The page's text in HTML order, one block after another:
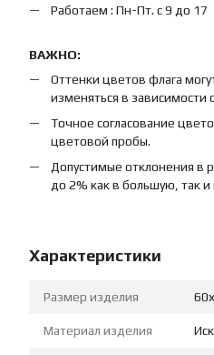
Работаем : Пн-Пт. с 9 до 17
ВАЖНО:
Оттенки цветов флага
изменяться в зависимости
Точное согласование
цветовой пробы.
Допустимые отклонения в
до 2% как в большую, так
Характеристики
Размер изделия
Материал изделия